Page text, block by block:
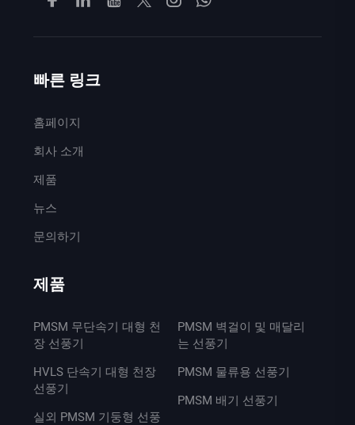
빠른 링크
홈페이지
회사 소개
제품
뉴스
문의하기
제품
PMSM 무단속기 대형 천
장 선풍기
HVLS 단속기 대형 천장
선풍기
실외 PMSM 기둥형 선풍
PMSM 벽걸이 및 매달리
는 선풍기
PMSM 물류용 선풍기
PMSM 배기 선풍기